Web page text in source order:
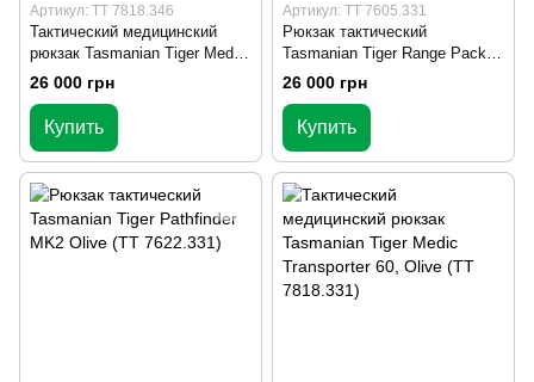
Артикул: TT 7818.346
Тактический медицинский
рюкзак Tasmanian Tiger Medic
Transporter 60, Coyote Brown
(TT 7818.346)
26 000 грн
Купить
Артикул: TT 7605.331
Рюкзак тактический
Tasmanian Tiger Range Pack
MK2, 90 +10, Olive (TT
7605.331)
26 000 грн
Купить